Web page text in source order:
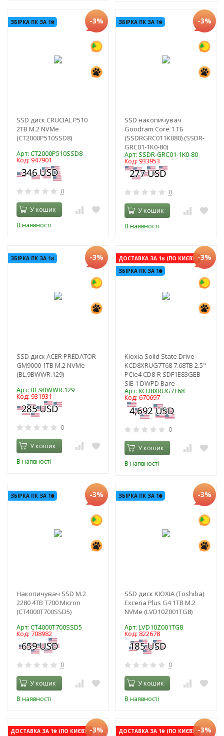
ЗБІРКА ПК ЗА 1₴ -3%
SSD диск CRUCIAL P510
2TB M.2 NVMe
(CT2000P510SSD8)
Арт: CT2000P510SSD8
Код: 947901
0
У кошик
В наявності
ЗБІРКА ПК ЗА 1₴ -3%
SSD накопичувач
Goodram Core 1 ТБ
(SSDRGRC011K080) (SSDR-
GRC01-1K0-80)
Арт: SSDR-GRC01-1K0-80
Код: 933953
0
У кошик
В наявності
ЗБІРКА ПК ЗА 1₴ -3%
SSD диск ACER PREDATOR
GM9000 1TB M.2 NVMe
(BL.9BWWR.129)
Арт: BL.9BWWR.129
Код: 931931
0
У кошик
В наявності
ДОСТАВКА ЗА 1₴ (ПО КИЄВУ)
ЗБІРКА ПК ЗА 1₴
-3%
Kioxia Solid State Drive
KCD8XRUG7T68 7.68TB 2.5"
PCIe4 CD8-R SDF1E83GEB
SIE 1 DWPD Bare
Арт: KCD8XRUG7T68
Код: 670697
0
У кошик
В наявності
ЗБІРКА ПК ЗА 1₴ -3%
Накопичувач SSD M.2
2280 4TB T700 Micron
(CT4000T700SSD5)
Арт: CT4000T700SSD5
Код: 708982
0
У кошик
В наявності
ЗБІРКА ПК ЗА 1₴ -3%
SSD диск KIOXIA (Toshiba)
Exceria Plus G4 1TB M.2
NVMe (LVD10Z001TG8)
Арт: LVD10Z001TG8
Код: 822678
0
У кошик
В наявності
ДОСТАВКА ЗА 1₴ (ПО КИЄВУ)-3% ДОСТАВКА ЗА 1₴ (ПО КИЄВУ)-3%